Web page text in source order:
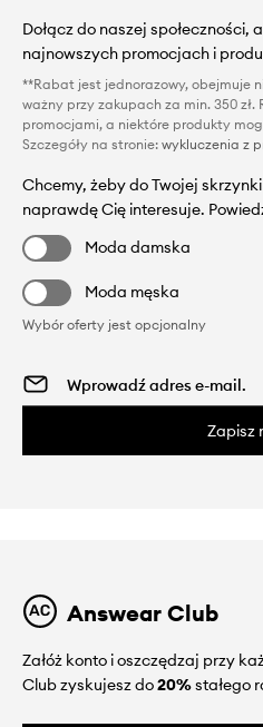
Dołącz do naszej
najnowszych promocjach i
**Rabat jest jednorazowy, obejmuje
ważny przy zakupach za min. 350 zł.
promocjami, a niektóre produkty
Szczegóły na stronie: wykluczenia z
Chcemy, żeby do Twojej
naprawdę Cię interesuje.
Moda damska
Moda męska
Wybór oferty jest opcjonalny
Zapisz
Answear Club
Załóż konto i oszczędzaj przy
Club zyskujesz do20%stałego